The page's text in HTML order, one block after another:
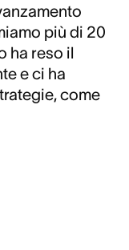
più di 20
ha reso il
e ci ha
come